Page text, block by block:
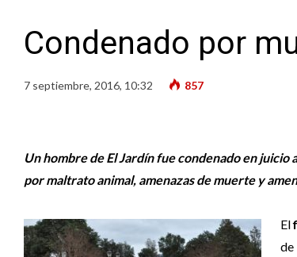
Condenado por
7 septiembre, 2016, 10:32 857
Un hombre de El Jardín fue condenado en
por maltrato animal, amenazas de muerte y
El
de